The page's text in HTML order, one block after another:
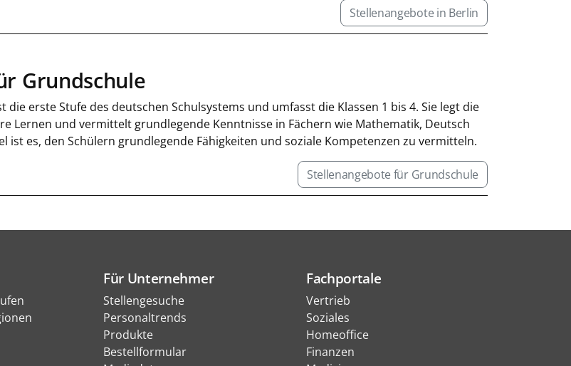
Stellenangebote in Berlin
Grundschule
die erste Stufe des deutschen Schulsystems und umfasst die Klassen 1 bis 4. Sie legt die
Lernen und vermittelt grundlegende Kenntnisse in Fächern wie Mathematik, Deutsch
ist es, den Schülern grundlegende Fähigkeiten und soziale Kompetenzen zu vermitteln.
Stellenangebote für Grundschule
Für Unternehmer
Stellengesuche
Personaltrends
Produkte
Bestellformular
Fachportale
Vertrieb
Soziales
Homeoffice
Finanzen